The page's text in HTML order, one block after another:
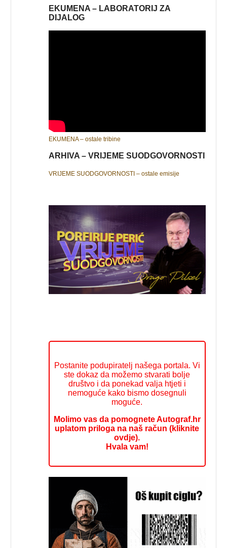
EKUMENA – LABORATORIJ ZA
DIJALOG
EKUMENA – ostale tribine
ARHIVA – VRIJEME SUODGOVORNOSTI
VRIJEME SUODGOVORNOSTI – ostale emisije
Postanite podupiratelj našega portala. Vi
ste dokaz da možemo stvarati bolje
društvo i da ponekad valja htjeti i
nemoguće kako bismo dosegnuli
moguće.
Molimo vas da pomognete Autograf.hr
uplatom priloga na naš račun (kliknite
ovdje).
Hvala vam!